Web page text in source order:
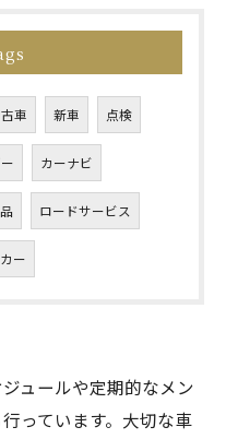
車 新車 点検
カーナビ
ロードサービス
ー
ュールや定期的なメン
っています。大切な車